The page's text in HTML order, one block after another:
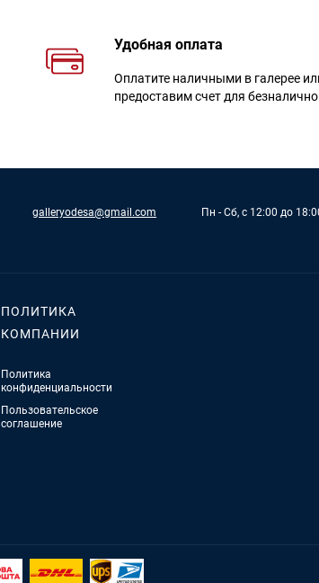
Удобная оплата
Оплатите наличными в галерее
предоставим счет для
galleryodesa@gmail.com Пн - Сб, с 12:00 до
ПОЛИТИКА
КОМПАНИИ
Политика
конфиденциальности
Пользовательское
соглашение